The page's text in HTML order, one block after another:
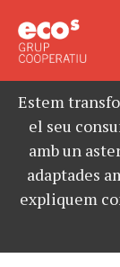
Estem
el seu
amb un
adaptades
expliquem